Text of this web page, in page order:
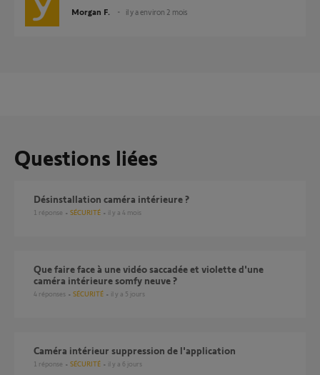
Morgan F. il y a environ 2 mois
Questions liées
Désinstallation caméra intérieure ?
1 réponse SÉCURITÉ il y a 4 mois
Que faire face à une vidéo saccadée et violette d'une
caméra intérieure somfy neuve ?
4 réponses SÉCURITÉ il y a 5 jours
Caméra intérieur suppression de l'application
1 réponse SÉCURITÉ il y a 6 jours